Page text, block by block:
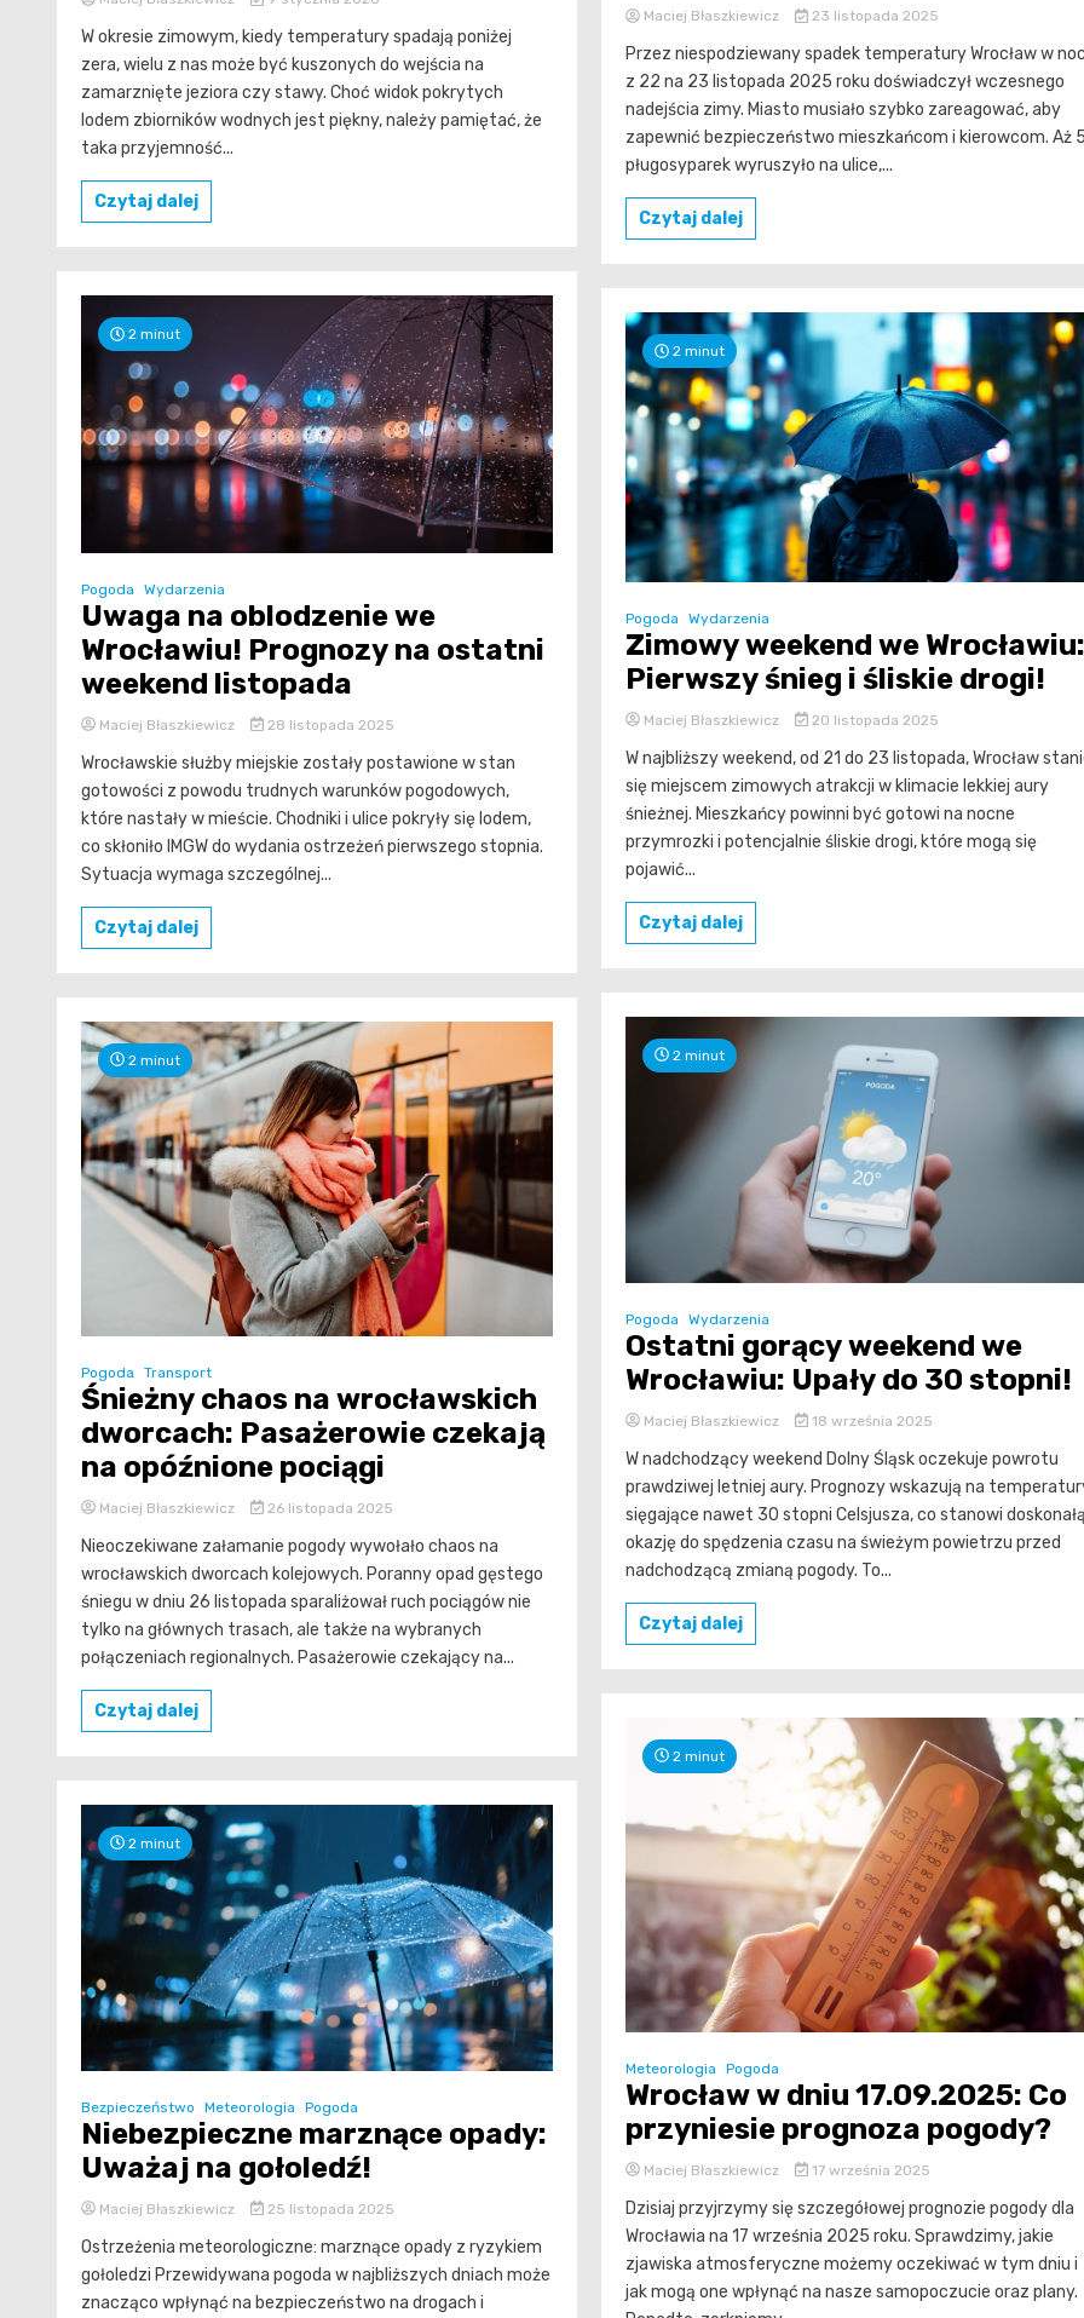
W okresie zimowym, kiedy temperatury spadają poniżej
zera, wielu z nas może być kuszonych do wejścia na
zamarznięte jeziora czy stawy. Choć widok pokrytych
lodem zbiorników wodnych jest piękny, należy pamiętać, że
taka przyjemność...
Czytaj dalej
2 minut
Pogoda Wydarzenia
Uwaga na oblodzenie we
Wrocławiu! Prognozy na ostatni
weekend listopada
Maciej Błaszkiewicz 28 listopada 2025
Wrocławskie służby miejskie zostały postawione w stan
gotowości z powodu trudnych warunków pogodowych,
które nastały w mieście. Chodniki i ulice pokryły się lodem,
co skłoniło IMGW do wydania ostrzeżeń pierwszego stopnia.
Sytuacja wymaga szczególnej...
Czytaj dalej
2 minut
Pogoda Transport
Śnieżny chaos na wrocławskich
dworcach: Pasażerowie czekają
na opóźnione pociągi
Maciej Błaszkiewicz 26 listopada 2025
Nieoczekiwane załamanie pogody wywołało chaos na
wrocławskich dworcach kolejowych. Poranny opad gęstego
śniegu w dniu 26 listopada sparaliżował ruch pociągów nie
tylko na głównych trasach, ale także na wybranych
połączeniach regionalnych. Pasażerowie czekający na...
Czytaj dalej
2 minut
Bezpieczeństwo Meteorologia Pogoda
Niebezpieczne marznące opady:
Uważaj na gołoledź!
Maciej Błaszkiewicz 25 listopada 2025
Ostrzeżenia meteorologiczne: marznące opady z ryzykiem
gołoledzi Przewidywana pogoda w najbliższych dniach może
znacząco wpłynąć na bezpieczeństwo na drogach i
Maciej Błaszkiewicz 23 listopada 2025
Przez niespodziewany spadek temperatury Wrocław w
z 22 na 23 listopada 2025 roku doświadczył wczesnego
nadejścia zimy. Miasto musiało szybko zareagować, aby
zapewnić bezpieczeństwo mieszkańcom i kierowcom. Aż
pługosyparek wyruszyło na ulice,...
Czytaj dalej
2 minut
Pogoda Wydarzenia
Zimowy weekend we Wrocławiu:
Pierwszy śnieg i śliskie drogi!
Maciej Błaszkiewicz 20 listopada 2025
W najbliższy weekend, od 21 do 23 listopada, Wrocław
się miejscem zimowych atrakcji w klimacie lekkiej aury
śnieżnej. Mieszkańcy powinni być gotowi na nocne
przymrozki i potencjalnie śliskie drogi, które mogą się
pojawić...
Czytaj dalej
2 minut
Pogoda Wydarzenia
Ostatni gorący weekend we
Wrocławiu: Upały do 30 stopni!
Maciej Błaszkiewicz 18 września 2025
W nadchodzący weekend Dolny Śląsk oczekuje powrotu
prawdziwej letniej aury. Prognozy wskazują na
sięgające nawet 30 stopni Celsjusza, co stanowi
okazję do spędzenia czasu na świeżym powietrzu przed
nadchodzącą zmianą pogody. To...
Czytaj dalej
2 minut
Meteorologia Pogoda
Wrocław w dniu 17.09.2025: Co
przyniesie prognoza pogody?
Maciej Błaszkiewicz 17 września 2025
Dzisiaj przyjrzymy się szczegółowej prognozie pogody dla
Wrocławia na 17 września 2025 roku. Sprawdzimy, jakie
zjawiska atmosferyczne możemy oczekiwać w tym dniu i
jak mogą one wpłynąć na nasze samopoczucie oraz plany.